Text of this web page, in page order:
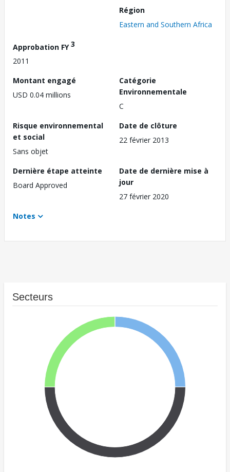
Région
Eastern and Southern Africa
Approbation FY3
2011
Montant engagé
USD 0.04 millions
Catégorie
Environnementale
C
Risque environnemental
et social
Sans objet
Date de clôture
22 février 2013
Dernière étape atteinte
Board Approved
Date de dernière mise à
jour
27 février 2020
Notes
Secteurs